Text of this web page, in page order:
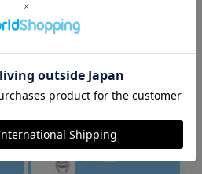
洗剤・柔軟剤
バス・